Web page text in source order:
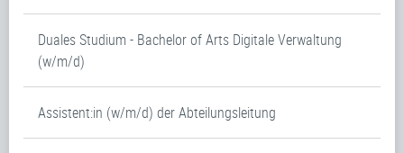
Duales Studium - Bachelor of Arts Digitale Verwaltung
(w/m/d)
Assistent:in (w/m/d) der Abteilungsleitung